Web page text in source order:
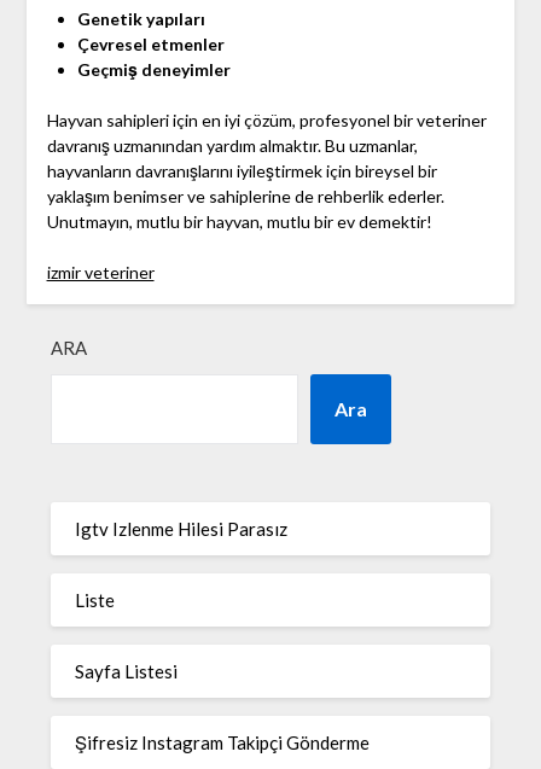
Genetik yapıları
Çevresel etmenler
Geçmiş deneyimler
Hayvan sahipleri için en iyi çözüm, profesyonel bir veteriner
davranış uzmanından yardım almaktır. Bu uzmanlar,
hayvanların davranışlarını iyileştirmek için bireysel bir
yaklaşım benimser ve sahiplerine de rehberlik ederler.
Unutmayın, mutlu bir hayvan, mutlu bir ev demektir!
izmir veteriner
ARA
Ara
Igtv Izlenme Hilesi Parasız
Liste
Sayfa Listesi
Şifresiz Instagram Takipçi Gönderme